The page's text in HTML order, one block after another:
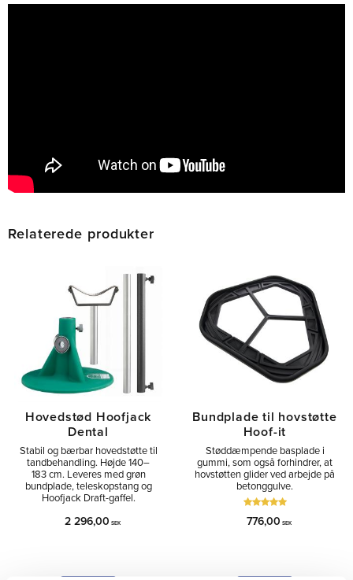
Relaterede produkter
Hovedstød Hoofjack
Dental
Stabil og bærbar hovedstøtte til
tandbehandling. Højde 140–
183 cm. Leveres med grøn
bundplade, teleskopstang og
Hoofjack Draft-gaffel.
2 296,00 SEK
Bundplade til hovstøtte
Hoof-it
Støddæmpende basplade i
gummi, som også forhindrer, at
hovstøtten glider ved arbejde på
betonggulve.
776,00 SEK